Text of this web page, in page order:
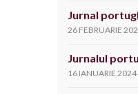
Jurnal
26 FEBRUARIE
Jurnalul
16 IANUARIE 2024